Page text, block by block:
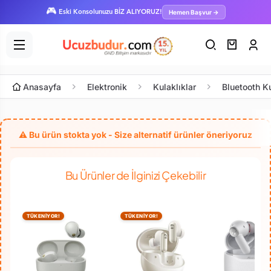
🎮 Eski Konsolunuzu BİZ ALIYORUZ! Hemen Başvur →
Anasayfa Elektronik Kulaklıklar Bluetooth
Bu Ürünler de İlginizi Çekebilir
TÜKENİYOR! TÜKENİYOR!